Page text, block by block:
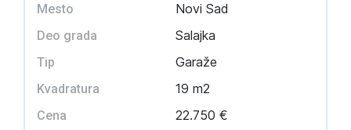
Mesto Novi Sad
Deo grada Salajka
Tip Garaže
Kvadratura 19 m2
Cena 22.750 €